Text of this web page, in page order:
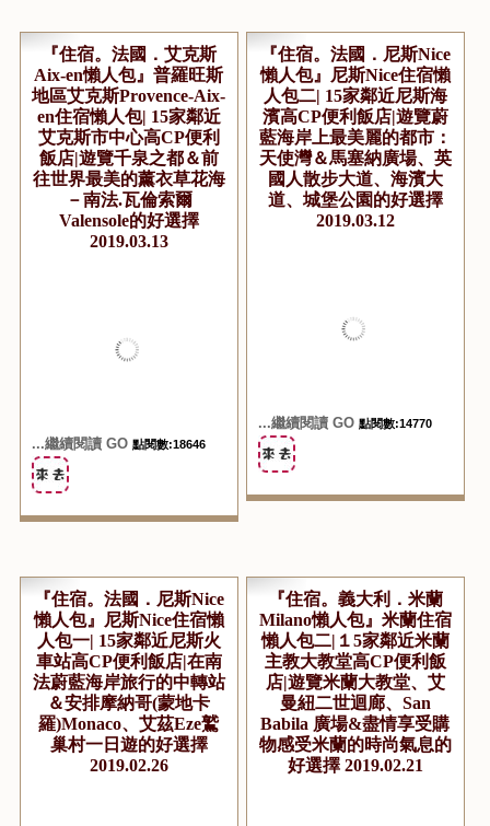
『住宿。法國．艾克斯
Aix-en懶人包』普羅旺斯
地區艾克斯Provence-Aix-
en住宿懶人包| 15家鄰近
艾克斯市中心高CP便利
飯店|遊覽千泉之都＆前
往世界最美的薰衣草花海
－南法.瓦倫索爾
Valensole的好選擇
2019.03.13
...繼續閱讀 GO 點閱數:18646
『住宿。法國．尼斯Nice
懶人包』尼斯Nice住宿懶
人包二| 15家鄰近尼斯海
濱高CP便利飯店|遊覽蔚
藍海岸上最美麗的都市：
天使灣＆馬塞納廣場、英
國人散步大道、海濱大
道、城堡公園的好選擇
2019.03.12
...繼續閱讀 GO 點閱數:14770
『住宿。法國．尼斯Nice
懶人包』尼斯Nice住宿懶
人包一| 15家鄰近尼斯火
車站高CP便利飯店|在南
法蔚藍海岸旅行的中轉站
＆安排摩納哥(蒙地卡
羅)Monaco、艾茲Eze鷲
巢村一日遊的好選擇
2019.02.26
『住宿。義大利．米蘭
Milano懶人包』米蘭住宿
懶人包二|１5家鄰近米蘭
主教大教堂高CP便利飯
店|遊覽米蘭大教堂、艾
曼紐二世迴廊、San
Babila 廣場&盡情享受購
物感受米蘭的時尚氣息的
好選擇 2019.02.21